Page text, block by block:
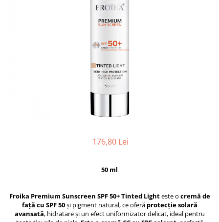
176,80 Lei
50 ml
Froika Premium Sunscreen SPF 50+ Tinted Lighteste o cremă de
față cu SPF 50și pigment natural, ce oferă protecție solară
avansată, hidratare și un efect uniformizator delicat, ideal pentru